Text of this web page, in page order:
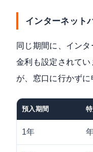
インターネット
同じ期間に、イン
金利も設定されて
が、窓口に行かずに
預入期間
1年